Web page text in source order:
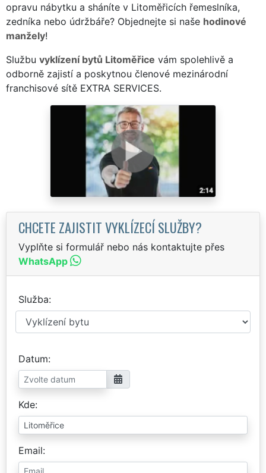
opravu nábytku a sháníte v Litoměřicích řemeslníka,
zedníka nebo údržbáře? Objednejte si naše hodinové
manžely!
Službu vyklízení bytů Litoměřice vám spolehlivě a
odborně zajistí a poskytnou členové mezinárodní
franchisové sítě EXTRA SERVICES.
CHCETE ZAJISTIT VYKLÍZECÍ SLUŽBY?
Vyplňte si formulář nebo nás kontaktujte přes
WhatsApp
Služba
Datum
Kde
Email